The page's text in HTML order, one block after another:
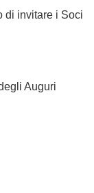
di invitare i Soci
Auguri